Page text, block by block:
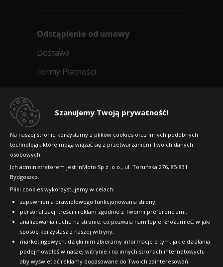
Szanujemy Twoją prywatność!
Na naszej stronie korzystamy z plików cookies oraz innych podobnych
technologii, które mogą wiązać się z przetwarzaniem Twoich danych
osobowych.
Ich administratorem jest InMoto Sp z .o.o., ul. Toruńska 276, 85-831
Bydgoszcz.
Pliki cookies wykorzystujemy w celach:
zapewnienia prawidłowego funkcjonowania strony,
personalizacji treści i reklam zgodnie z Twoimi preferencjami,
analizowania ruchu na stronie, co pozwala nam lepiej zrozumieć, w jaki
sposób korzystasz z naszej witryny,
marketingowych, dzięki nim zbieramy informacje o tym, jakie działania
podejmowałeś w naszej witrynie i na innych stronach internetowych,
aby wyświetlać reklamy dopasowane do Twoich zainteresowań.
Odstąpienie od umowy
Dostawa
Formy Płatności
Dlaczego warto kupić w 24opony.pl
Raty
FAQ
OFICJALNY PARTNER